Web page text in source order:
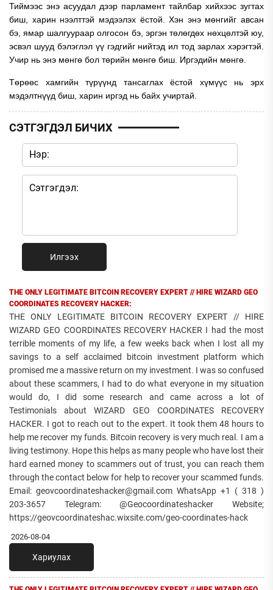
Тиймээс энэ асуудал дээр парламент тайлбар хийхээс зугтах
биш, харин нээлттэй мэдээлэх ёстой. Хэн энэ мөнгийг авсан
бэ, ямар шалгуураар олгосон бэ, эргэн төлөгдөх нөхцөлтэй юу,
эсвэл шууд бэлэглэл үү гэдгийг нийтэд ил тод зарлах хэрэгтэй.
Учир нь энэ мөнгө бол төрийн мөнгө биш. Иргэдийн мөнгө.
Төрөөс хамгийн түрүүнд тансаглах ёстой хүмүүс нь эрх
мэдэлтнүүд биш, харин иргэд нь байх учиртай.
СЭТГЭГДЭЛ БИЧИХ
Илгээх
THE ONLY LEGITIMATE BITCOIN RECOVERY EXPERT // HIRE WIZARD GEO
COORDINATES RECOVERY HACKER:
THE ONLY LEGITIMATE BITCOIN RECOVERY EXPERT // HIRE
WIZARD GEO COORDINATES RECOVERY HACKER I had the most
terrible moments of my life, a few weeks back when I lost all my
savings to a self acclaimed bitcoin investment platform which
promised me a massive return on my investment. I was so confused
about these scammers, I had to do what everyone in my situation
would do, I did some research and came across a lot of
Testimonials about WIZARD GEO COORDINATES RECOVERY
HACKER. I got to reach out to the expert. It took them 48 hours to
help me recover my funds. Bitcoin recovery is very much real. I am a
living testimony. Hope this helps as many people who have lost their
hard earned money to scammers out of trust, you can reach them
through the contact below for help to recover your scammed funds.
Email: geovcoordinateshacker@gmail.com WhatsApp +1 ( 318 )
203-3657 Telegram: @Geocoordinateshacker Website;
https://geovcoordinateshac.wixsite.com/geo-coordinates-hack
2026-08-04
Хариулах